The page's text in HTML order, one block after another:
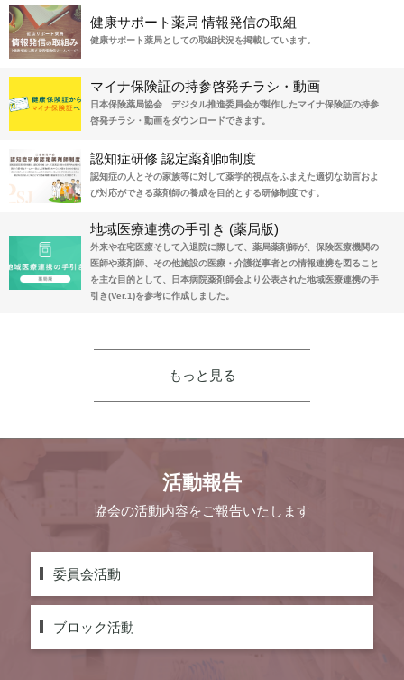
健康サポート薬局 情報発信の取組
健康サポート薬局としての取組状況を掲載しています。
マイナ保険証の持参啓発チラシ・動画
日本保険薬局協会 デジタル推進委員会が製作したマイナ保険証の持参
啓発チラシ・動画をダウンロードできます。
認知症研修 認定薬剤師制度
認知症の人とその家族等に対して薬学的視点をふまえた適切な助言およ
び対応ができる薬剤師の養成を目的とする研修制度です。
地域医療連携の手引き (薬局版)
外来や在宅医療そして入退院に際して、薬局薬剤師が、保険医療機関の
医師や薬剤師、その他施設の医療・介護従事者との情報連携を図ること
を主な目的として、日本病院薬剤師会より公表された地域医療連携の手
引き(Ver.1)を参考に作成しました。
もっと見る
活動報告
協会の活動内容をご報告いたします
委員会活動
ブロック活動